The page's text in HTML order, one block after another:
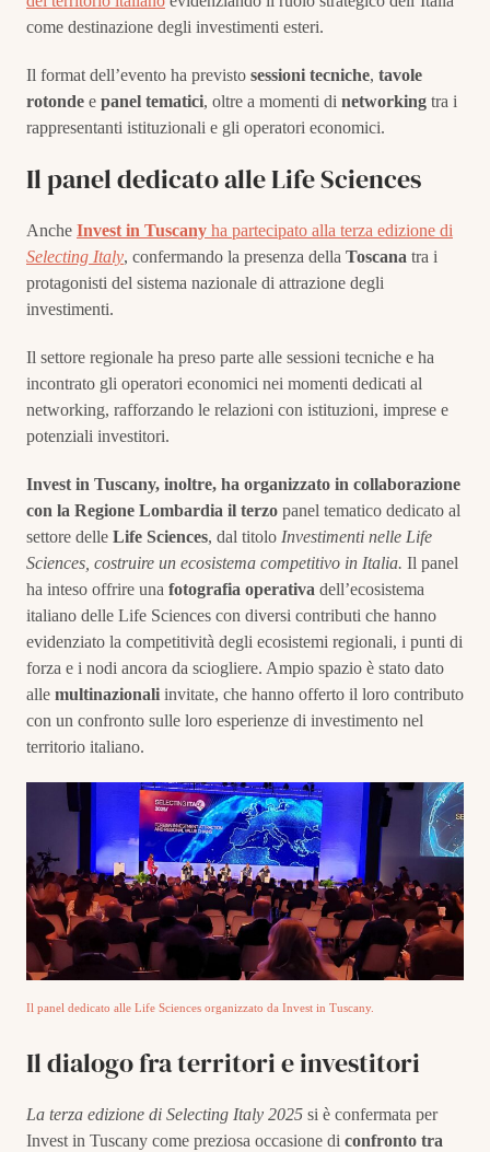
come destinazione degli investimenti esteri.
Il format dell’evento ha previsto sessioni tecniche, tavole
rotonde e panel tematici, oltre a momenti di networking tra i
rappresentanti istituzionali e gli operatori economici.
Il panel dedicato alle Life Sciences
Anche Invest in Tuscany ha partecipato alla terza edizione di
Selecting Italy, confermando la presenza della Toscana tra i
protagonisti del sistema nazionale di attrazione degli
investimenti.
Il settore regionale ha preso parte alle sessioni tecniche e ha
incontrato gli operatori economici nei momenti dedicati al
networking, rafforzando le relazioni con istituzioni, imprese e
potenziali investitori.
Invest in Tuscany, inoltre, ha organizzato in collaborazione
con la Regione Lombardia il terzo panel tematico dedicato al
settore delle Life Sciences, dal titolo Investimenti nelle Life
Sciences, costruire un ecosistema competitivo in Italia. Il panel
ha inteso offrire una fotografia operativa dell’ecosistema
italiano delle Life Sciences con diversi contributi che hanno
evidenziato la competitività degli ecosistemi regionali, i punti di
forza e i nodi ancora da sciogliere. Ampio spazio è stato dato
alle multinazionali invitate, che hanno offerto il loro contributo
con un confronto sulle loro esperienze di investimento nel
territorio italiano.
Il panel dedicato alle Life Sciences organizzato da Invest in Tuscany.
Il dialogo fra territori e investitori
La terza edizione di Selecting Italy 2025 si è confermata per
Invest in Tuscany come preziosa occasione di confronto tra